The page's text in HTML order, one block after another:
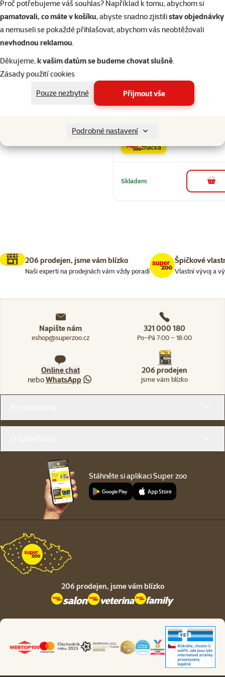
Proč potřebujeme váš souhlas? Například k tomu, abychom si
pamatovali, co máte v košíku, abyste snadno zjistilistav objednávky
a nemuseli se pokaždé přihlašovat, abychom vás neobtěžovali
nevhodnou reklamou.
Děkujeme,k vašim datům se budeme chovat slušně.
Zásady použití cookies
Pouze nezbytné
Přijmout vše
Podrobné nastavení
Adult Lamb
Rice 80g
značka
Skladem do
206 prodejen, jsme vám blízko
Naši experti na prodejnách vám vždy poradí
Špičkové
Vlastní vývoj a
Napište nám
eshop@superzoo.cz
321 000 180
Po–Pá 7:00 – 18:00
Online chat
neboWhatsApp
206 prodejen
jsme vám blízko
Stáhněte si aplikaci Super zoo
206 prodejen, jsme vám blízko